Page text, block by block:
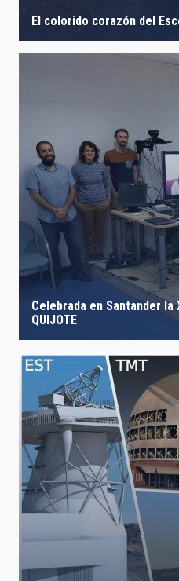
El colorido corazón del
Celebrada en Santander
QUIJOTE